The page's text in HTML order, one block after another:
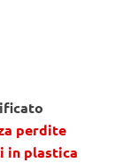
perdite
in plastica